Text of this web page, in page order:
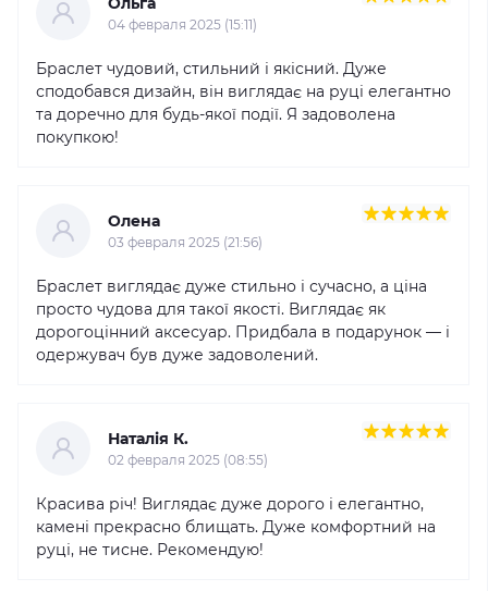
04 февраля 2025 (15:11)
Браслет чудовий, стильний і якісний. Дуже
сподобався дизайн, він виглядає на руці елегантно
та доречно для будь-якої події. Я задоволена
покупкою!
Олена
03 февраля 2025 (21:56)
Браслет виглядає дуже стильно і сучасно, а ціна
просто чудова для такої якості. Виглядає як
дорогоцінний аксесуар. Придбала в подарунок — і
одержувач був дуже задоволений.
Наталія К.
02 февраля 2025 (08:55)
Красива річ! Виглядає дуже дорого і елегантно,
камені прекрасно блищать. Дуже комфортний на
руці, не тисне. Рекомендую!